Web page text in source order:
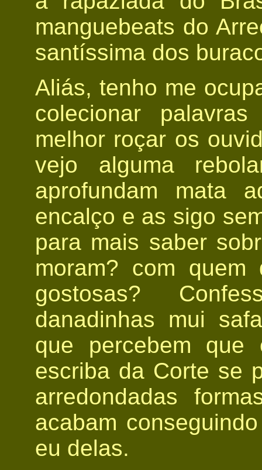
manguebeats do
santíssima dos
Aliás, tenho me
colecionar
melhor roçar os
vejo alguma
aprofundam mata
encalço e as sigo
para mais saber
moram? com
gostosas?
danadinhas mui
que percebem que
escriba da Corte se
arredondadas
acabam
eu delas.